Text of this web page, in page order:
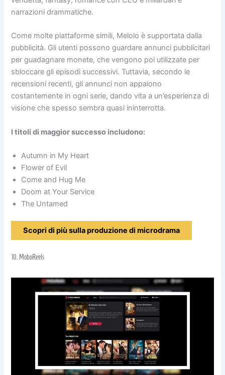
narrazioni drammatiche.
Come molte piattaforme simili, Melolo è supportata dalla
pubblicità. Gli utenti possono guardare annunci pubblicitari
per guadagnare monete, che vengono poi utilizzate per
sbloccare gli episodi successivi. Tuttavia, secondo le
recensioni recenti, gli annunci non appaiono
costantemente in ogni serie, dando vita a un’esperienza di
visione che spesso sembra quasi ininterrotta.
I titoli di maggior successo includono:
Autumn in My Heart
Flower of Evil
Come and Hug Me
Doom at Your Service
The Untamed
Scopri di più sulla produzione di microdrama
10. MoboReels